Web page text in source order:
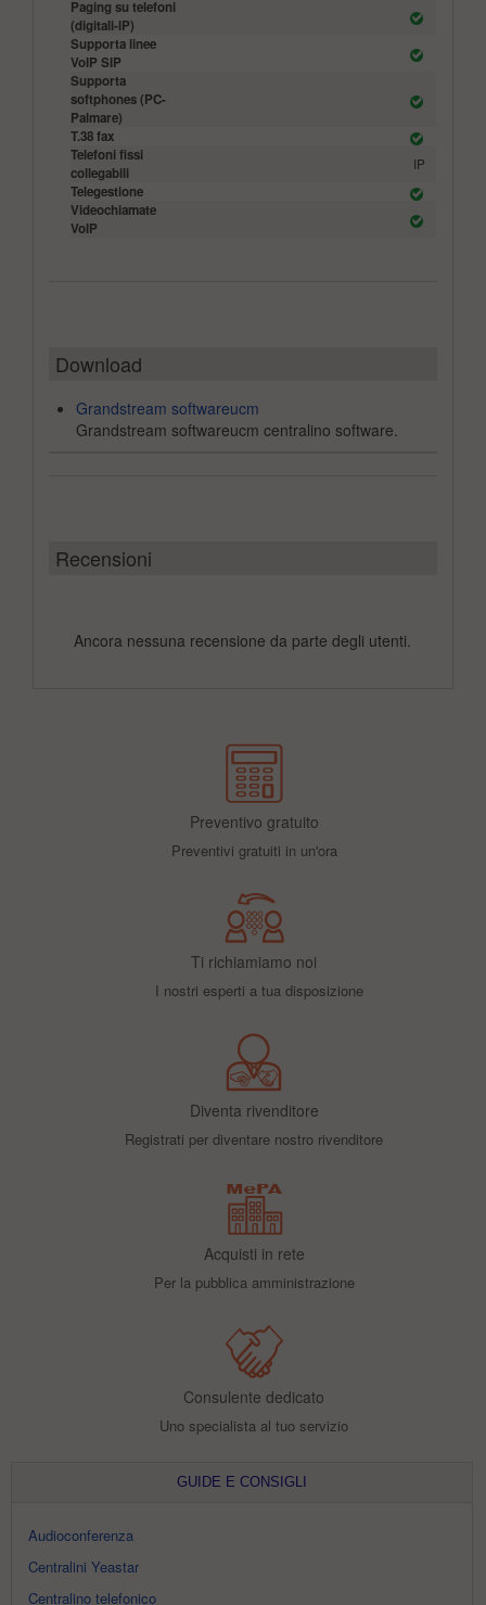
Preventivo gratuito
Preventivi gratuiti in un'ora
Ti richiamiamo noi
I nostri esperti a tua disposizione
Diventa rivenditore
Registrati per diventare nostro rivenditore
Acquisti in rete
Per la pubblica amministrazione
Consulente dedicato
Uno specialista al tuo servizio
GUIDE E CONSIGLI
Audioconferenza
Centralini Yeastar
Centralino telefonico
Paging su telefoni
(digitali-IP)
Supporta linee
VoIP SIP
Supporta
softphones (PC-
Palmare)
T.38 fax
Telefoni fissi
collegabili
IP
Telegestione
Videochiamate
VoIP
Download
Grandstream softwareucm
Grandstream softwareucm centralino software.
Recensioni
Ancora nessuna recensione da parte degli utenti.